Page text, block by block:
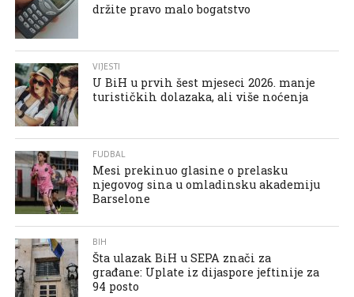
držite pravo malo bogatstvo
VIJESTI
U BiH u prvih šest mjeseci 2026. manje
turističkih dolazaka, ali više noćenja
FUDBAL
Mesi prekinuo glasine o prelasku
njegovog sina u omladinsku akademiju
Barselone
BIH
Šta ulazak BiH u SEPA znači za
građane: Uplate iz dijaspore jeftinije za
94 posto